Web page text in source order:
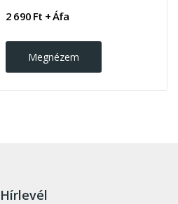
2 690 Ft + Áfa
Megnézem
Hírlevél